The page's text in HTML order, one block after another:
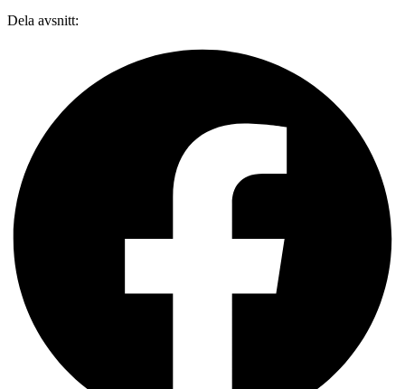
Dela avsnitt: